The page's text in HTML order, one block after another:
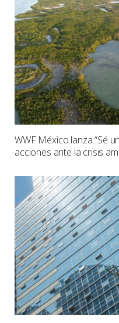
WWF México lanza “Sé
acciones ante la crisis